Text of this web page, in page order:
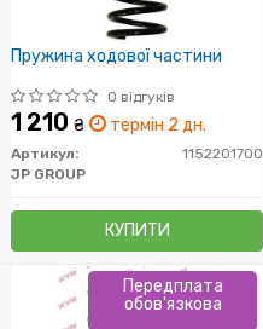
Пружина ходової частини
0 відгуків
1 210 ₴ термін 2 дн.
Артикул:
1152201700
JP GROUP
КУПИТИ
Передплата
обов'язкова